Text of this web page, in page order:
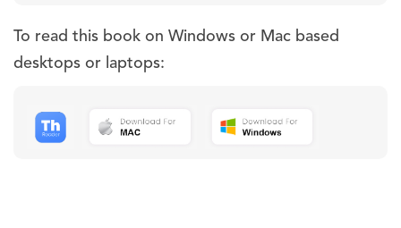
To read this book on Windows or Mac based
desktops or laptops: